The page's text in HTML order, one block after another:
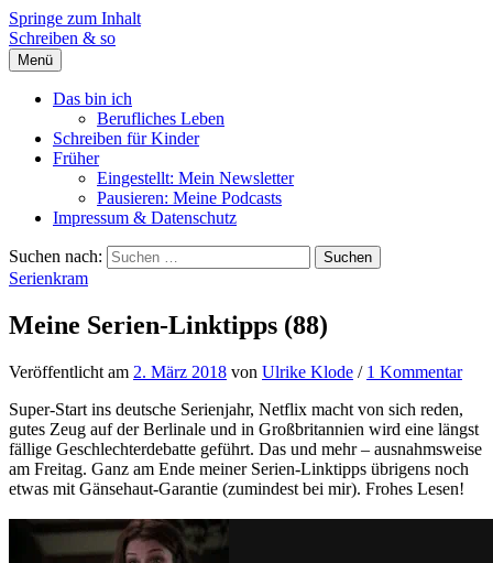
Springe zum Inhalt
Schreiben & so
Menü
Das bin ich
Berufliches Leben
Schreiben für Kinder
Früher
Eingestellt: Mein Newsletter
Pausieren: Meine Podcasts
Impressum & Datenschutz
Suchen nach:
Serienkram
Meine Serien-Linktipps (88)
Veröffentlicht am 2. März 2018 von Ulrike Klode / 1 Kommentar
Super-Start ins deutsche Serienjahr, Netflix macht von sich reden,
gutes Zeug auf der Berlinale und in Großbritannien wird eine längst
fällige Geschlechterdebatte geführt. Das und mehr – ausnahmsweise
am Freitag. Ganz am Ende meiner Serien-Linktipps übrigens noch
etwas mit Gänsehaut-Garantie (zumindest bei mir). Frohes Lesen!